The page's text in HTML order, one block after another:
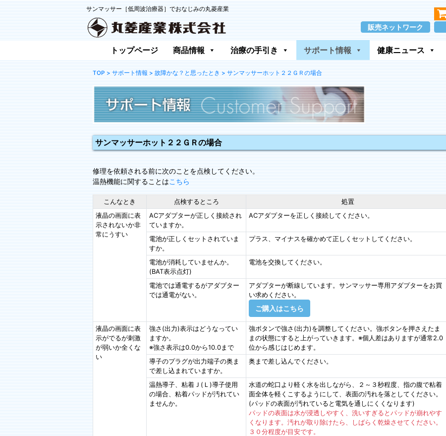
サンマッサー［低周波治療器］でおなじみの丸菱産業
販売ネットワーク
トップページ 商品情報 治療の手引き サポート情報 健康ニュース
TOP > サポート情報 > 故障かな？と思ったとき > サンマッサーホット２２ＧＲの場合
サンマッサーホット２２ＧＲの場合
修理を依頼される前に次のことを点検してください。
温熱機能に関することはこちら
こんなとき 点検するところ
処置
液晶の画面に表
示されないか非
常にうすい
ACアダプターが正しく接続され
ていますか。
ACアダプターを正しく接続してください。
電池が正しくセットされていま
すか。
プラス、マイナスを確かめて正しくセットしてください。
電池が消耗していませんか。
(BAT表示点灯)
電池を交換してください。
電池では通電するがアダプター
では通電がない。
アダプターが断線しています。サンマッサー専用アダプターをお買
い求めください。
ご購入はこちら
液晶の画面に表
示がでるが刺激
が弱いか全くな
い
強さ(出力)表示はどうなってい
ますか。
※強さ表示は0.0から10.0まで
強ボタンで強さ(出力)を調整してください。強ボタンを押さえたま
まの状態にすると上がっていきます。※個人差はありますが通常2.0
位から感じはじめます。
導子のプラグが出力端子の奥ま
で差し込まれていますか。
奥まで差し込んでください。
温熱導子、粘着Ｊ(Ｌ)導子使用
の場合、粘着パッドが汚れてい
ませんか。
水道の蛇口より軽く水を出しながら、２～３秒程度、指の腹で粘着
面全体を軽くこするようにして、表面の汚れを落としてください。
(パッドの表面が汚れていると電気を通しにくくなります)
パッドの表面は水が浸透しやすく、洗いすぎるとパッドが崩れやす
くなります。汚れが取り除けたら、しばらく乾燥させてください。
３０分程度が目安です。